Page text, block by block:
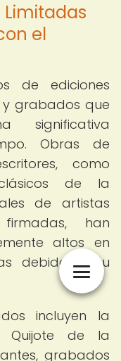
Limitadas
el
de ediciones
y grabados que
significativa
Obras de
como
de la
de artistas
han
altos en
debido a su
incluyen la
Quijote de la
grabados